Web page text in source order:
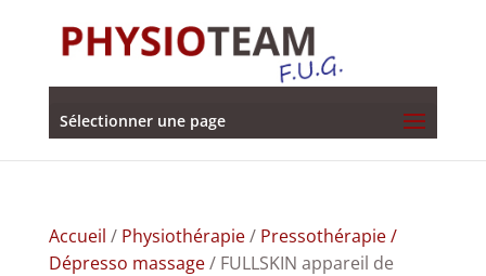
Sélectionner une page
Accueil / Physiothérapie/ Pressothérapie /
Dépresso massage/ FULLSKIN appareil de